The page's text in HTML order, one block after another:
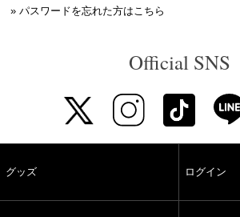
» パスワードを忘れた方はこちら
Official SNS
グッズ ログイン